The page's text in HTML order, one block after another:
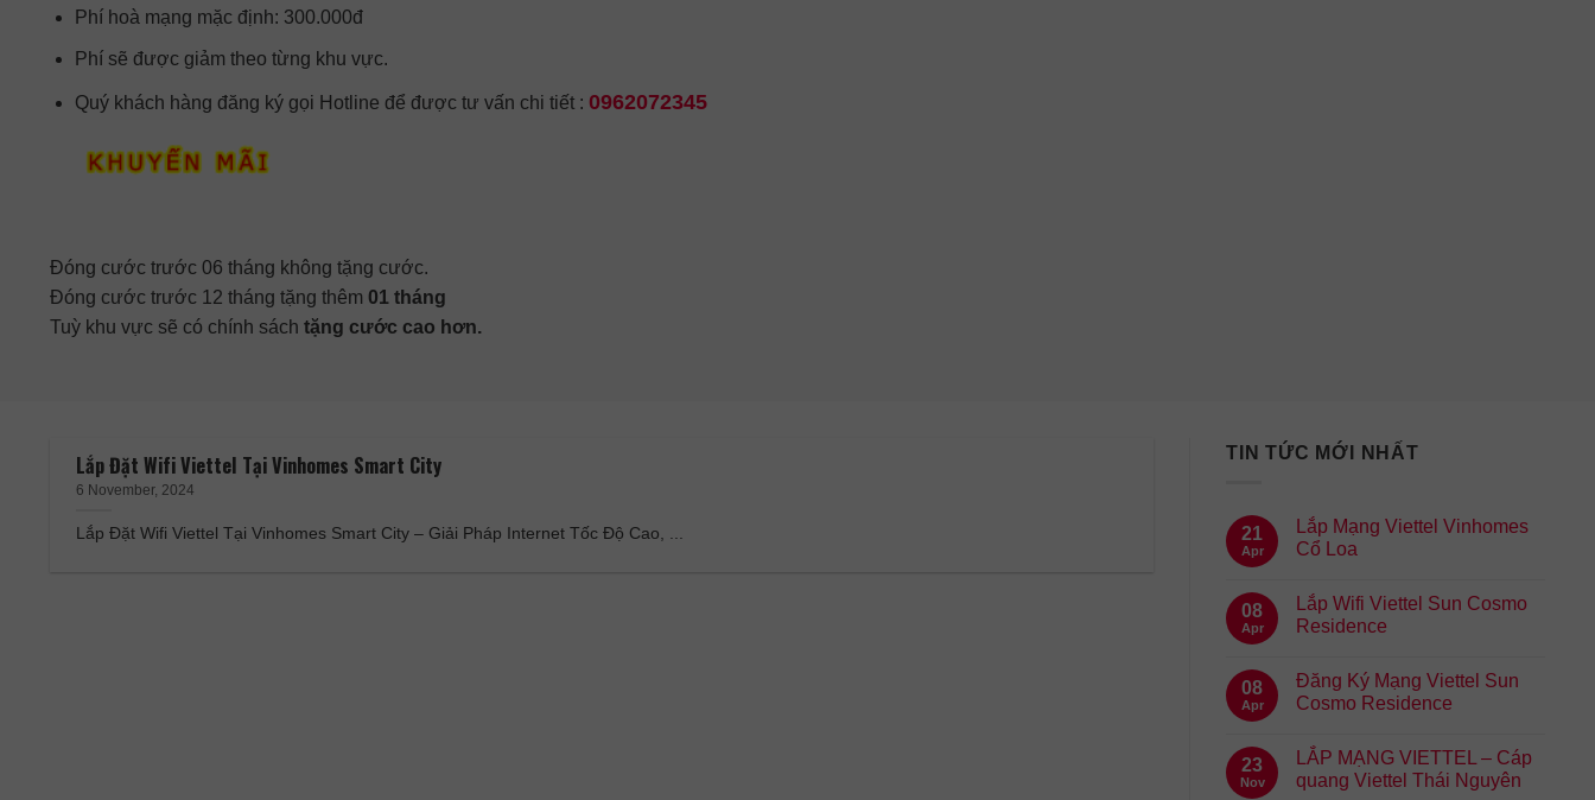
Phí hoà mạng mặc định: 300.000đ
Phí sẽ được giảm theo từng khu vực.
Quý khách hàng đăng ký gọi Hotline để được tư vấn chi tiết : 0962072345
Đóng cước trước 06 tháng không tặng cước.
Đóng cước trước 12 tháng tặng thêm 01 tháng
Tuỳ khu vực sẽ có chính sách tặng cước cao hơn.
Lắp Đặt Wifi Viettel Tại Vinhomes Smart City
6 November, 2024
Lắp Đặt Wifi Viettel Tại Vinhomes Smart City – Giải Pháp Internet Tốc Độ Cao, ...
TIN TỨC MỚI NHẤT
21
Apr
Lắp Mạng Viettel Vinhomes
Cổ Loa
08
Apr
Lắp Wifi Viettel Sun Cosmo
Residence
08
Apr
Đăng Ký Mạng Viettel Sun
Cosmo Residence
23
Nov
LẮP MẠNG VIETTEL – Cáp
quang Viettel Thái Nguyên